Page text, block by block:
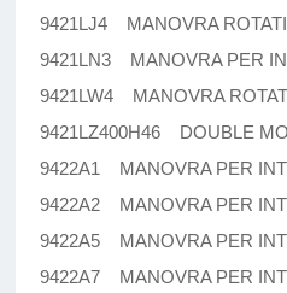
9421LJ4 MANOVRA
9421LN3 MANOVRA PER
9421LW4 MANOVRA
9421LZ400H46 DOUBLE
9422A1 MANOVRA PER
9422A2 MANOVRA PER
9422A5 MANOVRA PER
9422A7 MANOVRA PER